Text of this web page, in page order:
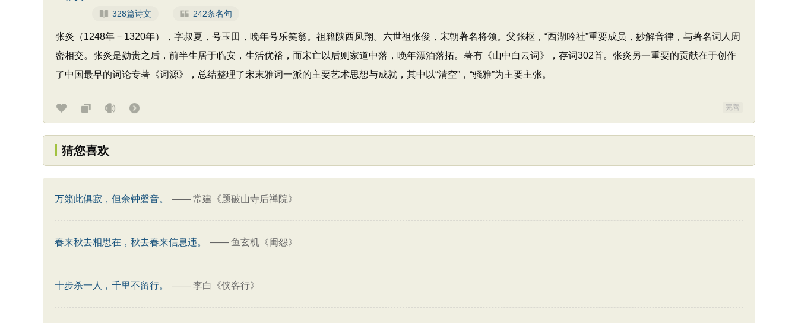
328篇诗文 242条名句
张炎（1248年－1320年），字叔夏，号玉田，晚年号乐笑翁。祖籍陕西凤翔。六世祖张俊，宋朝著名将领。父张枢，“西湖吟社”重要成员，妙解音律，与著名词人周
密相交。张炎是勋贵之后，前半生居于临安，生活优裕，而宋亡以后则家道中落，晚年漂泊落拓。著有《山中白云词》，存词302首。张炎另一重要的贡献在于创作
了中国最早的词论专著《词源》，总结整理了宋末雅词一派的主要艺术思想与成就，其中以“清空”，“骚雅”为主要主张。
完善
猜您喜欢
万籁此俱寂，但余钟磬音。 —— 常建《题破山寺后禅院》
春来秋去相思在，秋去春来信息违。 —— 鱼玄机《闺怨》
十步杀一人，千里不留行。 —— 李白《侠客行》